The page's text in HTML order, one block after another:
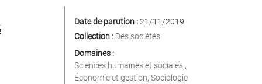
Date de parution :21/11/2019
Collection : Des sociétés
Domaines :
Sciences humaines et sociales. ,
Économie et gestion, Sociologie